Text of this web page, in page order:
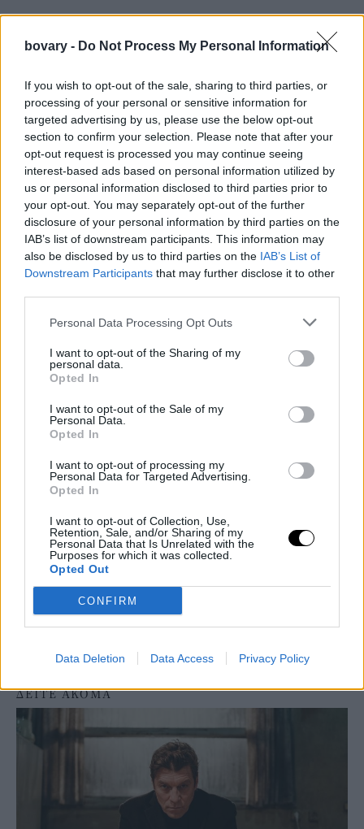
bovary - Do Not Process My Personal Information
If you wish to opt-out of the sale, sharing to third parties, or
processing of your personal or sensitive information for
targeted advertising by us, please use the below opt-out
section to confirm your selection. Please note that after your
opt-out request is processed you may continue seeing
interest-based ads based on personal information utilized by
us or personal information disclosed to third parties prior to
your opt-out. You may separately opt-out of the further
disclosure of your personal information by third parties on the
IAB’s list of downstream participants. This information may
also be disclosed by us to third parties on the IAB’s List of
Downstream Participants that may further disclose it to other
Personal Data Processing Opt Outs
I want to opt-out of the Sharing of my
personal data.
Opted In
I want to opt-out of the Sale of my
Personal Data.
Opted In
I want to opt-out of processing my
Personal Data for Targeted Advertising.
Opted In
I want to opt-out of Collection, Use,
Retention, Sale, and/or Sharing of my
Personal Data that Is Unrelated with the
Purposes for which it was collected.
Opted Out
CONFIRM
Data Deletion Data Access Privacy Policy
Δεύτερη σειρά πρώτη από δεξιά είμαι εγώ» σημείωσε η Υρώ
τους και κοιτούν χαμογελαστές τον φωτογραφικό φακό.
ΔΕΙΤΕ ΑΚΟΜΑ